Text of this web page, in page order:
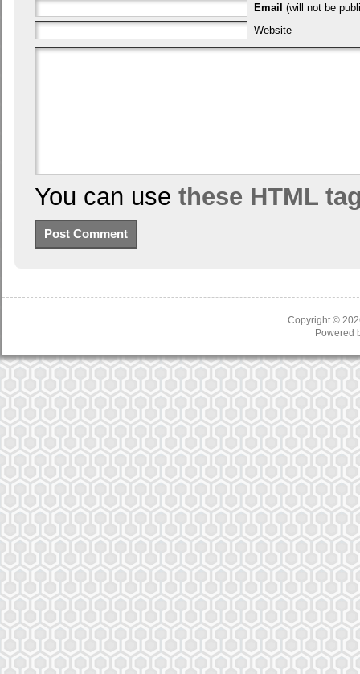
Email (will not be
Website
You can use these HTML
Copyright ©
Powered